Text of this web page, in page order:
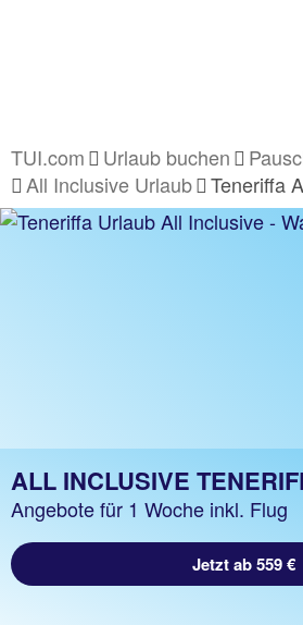
TUI.com Urlaub buchen
All Inclusive Urlaub
Teneriffa
ALL INCLUSIVE
Angebote für 1 Woche inkl. Flug
Jetzt ab 559 €